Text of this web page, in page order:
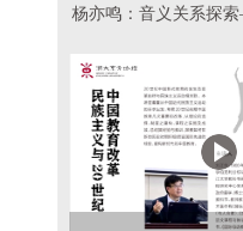
杨亦鸣：音义关系探
机制